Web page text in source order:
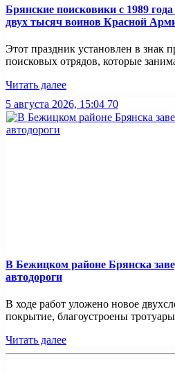
Брянские поисковики с 1989
двух тысяч воинов Красной
Этот праздник установлен в знак
поисковых отрядов, которые
Читать далее
5 августа 2026, 15:04 70
В Бежицком районе Брянска
автодороги
В ходе работ уложено новое
покрытие, благоустроены
Читать далее